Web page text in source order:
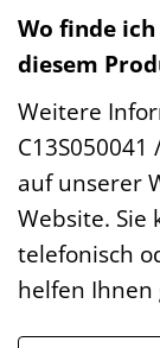
Wo finde
diesem
Weitere
auf unserer
Website. Sie
telefonisch
helfen